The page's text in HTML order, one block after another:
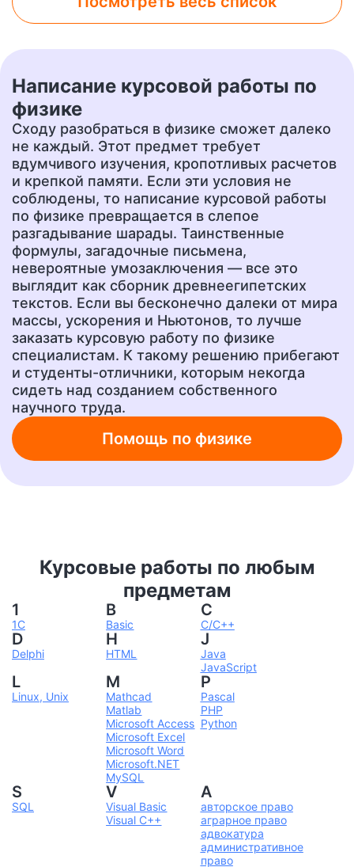
Лабораторная работа
Контрольная работа
Чертеж
от 700 руб.
Презентация
от 500 руб.
Перевод
от 400 руб.
Эссе
от 400 руб.
Сочинение
от 400 руб.
Ответы на тесты
от 400 руб.
Рецензия
от 700 руб.
Шпаргалки
от 300 руб.
Бизнес-план
от 1500 руб.
Написание курсовой работы по
физике
Сходу разобраться в физике сможет далеко
не каждый. Этот предмет требует
вдумчивого изучения, кропотливых расчетов
и крепкой памяти. Если эти условия не
соблюдены, то написание курсовой работы
по физике превращается в слепое
разгадывание шарады. Таинственные
формулы, загадочные письмена,
невероятные умозаключения — все это
выглядит как сборник древнеегипетских
текстов. Если вы бесконечно далеки от мира
массы, ускорения и Ньютонов, то лучше
заказать курсовую работу по физике
специалистам. К такому решению прибегают
и студенты-отличники, которым некогда
сидеть над созданием собственного
научного труда.
Помощь по физике
Курсовые работы по любым
предметам
1
1С
B
Basic
C
C/C++
D
Delphi
H
HTML
J
Java
JavaScript
L
Linux, Unix
M
Mathcad
Matlab
Microsoft Access
Microsoft Excel
Microsoft Word
Microsoft.NET
MySQL
P
Pascal
PHP
Python
S
SQL
V
Visual Basic
Visual C++
А
авторское право
аграрное право
адвокатура
административное
право